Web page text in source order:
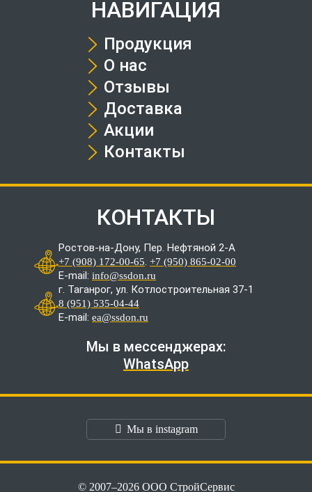
НАВИГАЦИЯ
Продукция
О нас
Отзывы
Доставка
Акции
Контакты
КОНТАКТЫ
Ростов-на-Дону, Пер. Нефтяной 2-А
+7 (908) 172-00-65. +7 (950) 865-02-00
E-mail: info@ssdon.ru
г. Таганрог, ул. Котлостроительная 37-1
8 (951) 535-04-44
E-mail: ea@ssdon.ru
Мы в мессенджерах:
WhatsApp
Мы в instagram
© 2007–2026 ООО СтройСервис